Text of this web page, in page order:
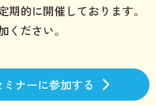
期的に開催しております。
ください。
ナーに参加する